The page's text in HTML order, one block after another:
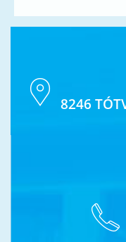
8246